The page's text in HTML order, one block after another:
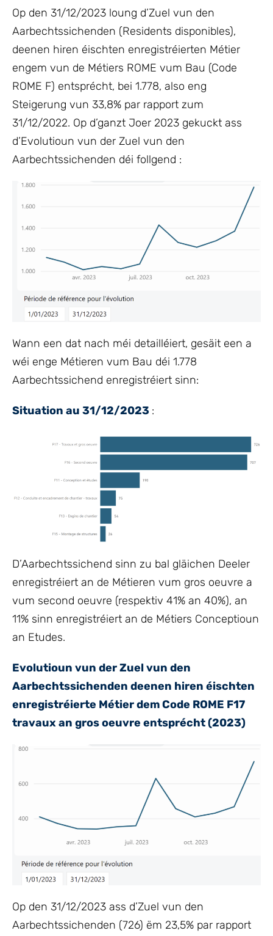
Op den 31/12/2023 loung d’Zuel vun den
Aarbechtssichenden (Residents disponibles),
deenen hiren éischten enregistréierten Métier
engem vun de Métiers ROME vum Bau (Code
ROME F) entsprécht, bei 1.778, also eng
Steigerung vun 33,8% par rapport zum
31/12/2022. Op d’ganzt Joer 2023 gekuckt ass
d’Evolutioun vun der Zuel vun den
Aarbechtssichenden déi follgend :
Wann een dat nach méi detailléiert, gesäit een a
wéi enge Métieren vum Bau déi 1.778
Aarbechtssichend enregistréiert sinn:
Situation au 31/12/2023 :
D’Aarbechtssichend sinn zu bal gläichen Deeler
enregistréiert an de Métieren vum gros oeuvre a
vum second oeuvre (respektiv 41% an 40%), an
11% sinn enregistréiert an de Métiers Conceptioun
an Etudes.
Evolutioun vun der Zuel vun den
Aarbechtssichenden deenen hiren éischten
enregistréierte Métier dem Code ROME F17
travaux an gros oeuvre entsprécht (2023)
Op den 31/12/2023 ass d’Zuel vun den
Aarbechtssichenden (726) ëm 23,5% par rapport